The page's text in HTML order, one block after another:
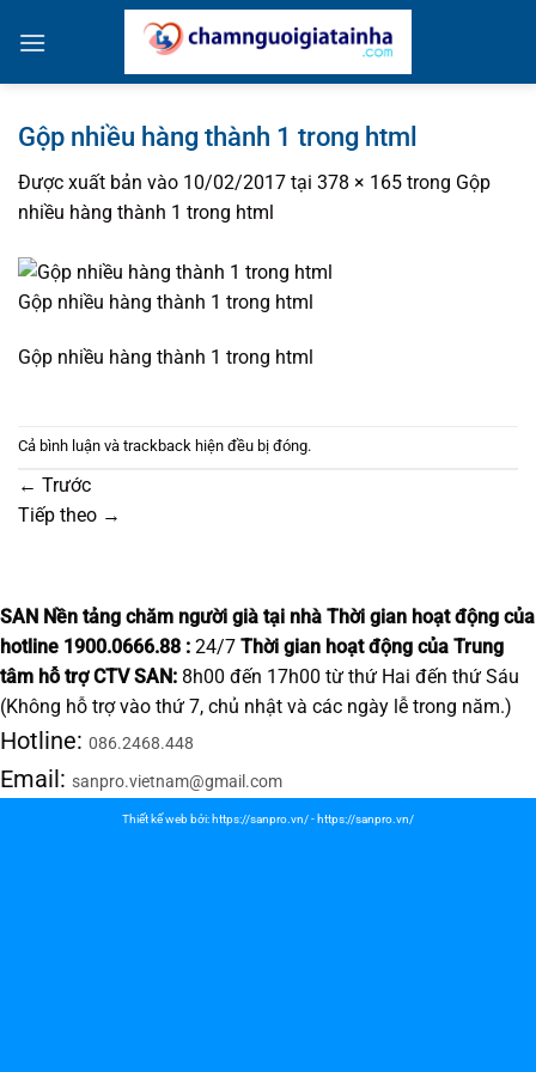
qua
Gộp nhiều hàng thành 1 trong html
Được xuất bản vào 10/02/2017 tại 378 × 165 trong Gộp
nhiều hàng thành 1 trong html
Gộp nhiều hàng thành 1 trong html
Gộp nhiều hàng thành 1 trong html
Cả bình luận và trackback hiện đều bị đóng.
← Trước
Tiếp theo →
SAN Nền tảng chăm người già tại nhà Thời gian hoạt động của
hotline 1900.0666.88 : 24/7 Thời gian hoạt động của Trung
tâm hỗ trợ CTV SAN: 8h00 đến 17h00 từ thứ Hai đến thứ Sáu
(Không hỗ trợ vào thứ 7, chủ nhật và các ngày lễ trong năm.)
Hotline: 086.2468.448
Email: sanpro.vietnam@gmail.com
Thiết kế web bởi: https://sanpro.vn/- https://sanpro.vn/